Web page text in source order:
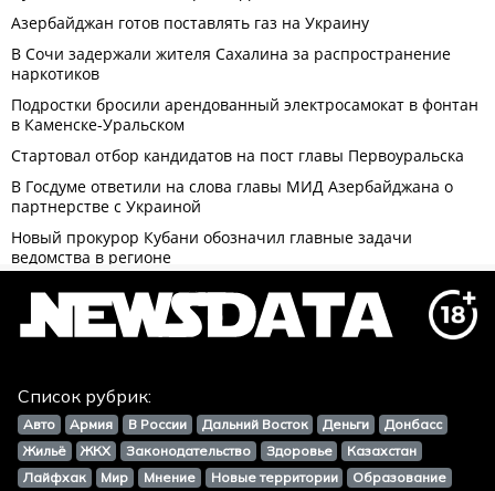
Список рубрик:
Авто Армия В России Дальний Восток Деньги
Донбасс
Жильё
ЖКХ Законодательство Здоровье
Казахстан
Лайфхак
Мир Мнение Новые территории Образование